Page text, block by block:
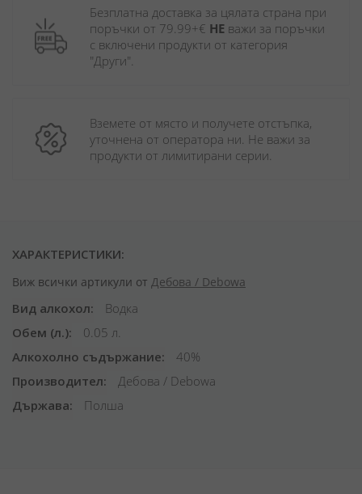
Безплатна доставка за цялата страна при
поръчки от 79.99+€ НЕ важи за поръчки
с включени продукти от категория
"Други".
Вземете от място и получете отстъпка,
уточнена от оператора ни. Не важи за
продукти от лимитирани серии.
ХАРАКТЕРИСТИКИ:
Виж всички артикули от Дебова / Debowa
Вид алкохол
Водка
Обем (л.)
0.05 л.
Алкохолно съдържание
40%
Производител
Дебова / Debowa
Държава
Полша